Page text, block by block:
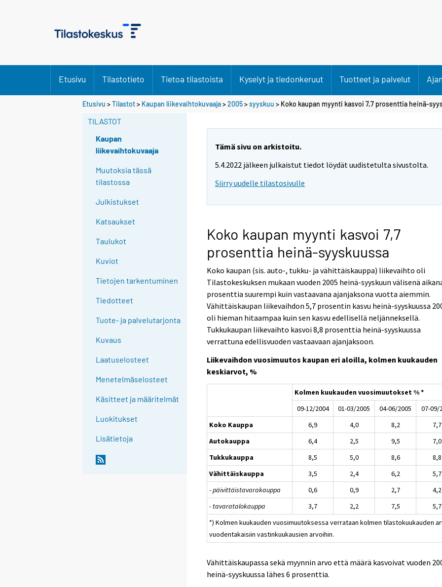
Etusivu Tilastotieto Tietoa tilastoista Kyselyt ja tiedonkeruut Tuotteet ja palvelut
Etusivu >Tilastot> Kaupan liikevaihtokuvaaja>2005>syyskuu > Koko kaupan myynti kasvoi 7,7 prosenttia heinä-
TILASTOT
Kaupan
liikevaihtokuvaaja
Muutoksia tässä
tilastossa
Julkistukset
Katsaukset
Taulukot
Kuviot
Tietojen tarkentuminen
Tiedotteet
Tuote- ja palvelutarjonta
Kuvaus
Laatuselosteet
Menetelmäselosteet
Käsitteet ja määritelmät
Luokitukset
Lisätietoja
Tämä sivu on arkistoitu.
5.4.2022 jälkeen julkaistut tiedot löydät uudistetulta sivustolta.
Siirry uudelle tilastosivulle
Koko kaupan myynti kasvoi 7,7
prosenttia heinä-syyskuussa
Koko kaupan (sis. auto-, tukku- ja vähittäiskauppa) liikevaihto oli
Tilastokeskuksen mukaan vuoden 2005 heinä-syyskuun välisenä
prosenttia suurempi kuin vastaavana ajanjaksona vuotta aiemmin.
Vähittäiskaupan liikevaihdon 5,7 prosentin kasvu heinä-syyskuussa
oli hieman hitaampaa kuin sen kasvu edellisellä neljänneksellä.
Tukkukaupan liikevaihto kasvoi 8,8 prosenttia heinä-syyskuussa
verrattuna edellisvuoden vastaavaan ajanjaksoon.
Liikevaihdon vuosimuutos kaupan eri aloilla, kolmen kuukauden
keskiarvot, %
Kolmen kuukauden vuosimuutokset % *
09-12/2004
01-03/2005 04-06/2005
07-09/
Koko Kauppa
6,9 4,0 8,2
7,7
Autokauppa
6,4 2,5 9,5
7,0
Tukkukauppa
8,5 5,0 8,6
8,8
Vähittäiskauppa
3,5 2,4 6,2
5,7
- päivittäistavarakauppa
0,6 0,9 2,7
4,2
- tavaratalokauppa
3,7 2,2 7,5
5,7
*) Kolmen kuukauden vuosimuutoksessa verrataan kolmen tilastokuukauden
vuodentakaisiin vastinkuukausien arvoihin.
Vähittäiskaupassa sekä myynnin arvo että määrä kasvoivat vuoden
heinä-syyskuussa lähes 6 prosenttia.